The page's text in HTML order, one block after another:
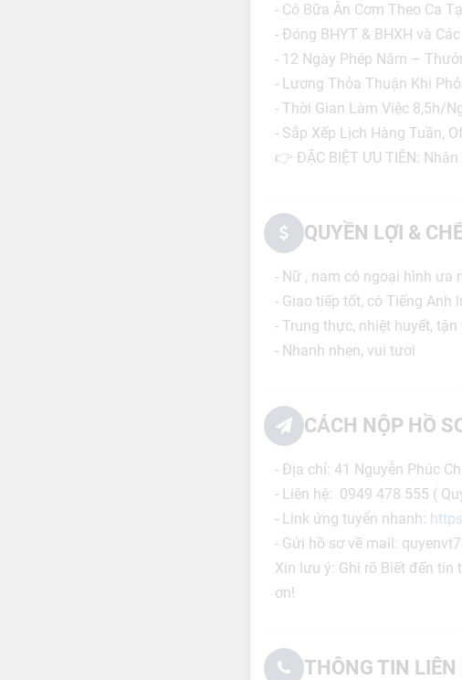
- Có Bữa Ăn Cơm Theo Ca
- Đóng BHYT & BHXH và
- 12 Ngày Phép Năm –
- Lương Thỏa Thuận Khi
- Thời Gian Làm Việc 8,5h/
- Sắp Xếp Lịch Hàng Tuần,
👉 ĐẶC BIỆT ƯU TIÊN:
QUYỀN LỢI &
- Nữ , nam có ngoại hình ưa
- Giao tiếp tốt, có Tiếng Anh
- Trung thực, nhiệt huyết,
- Nhanh nhẹn, vui tươi
CÁCH NỘP HỒ
- Địa chỉ: 41 Nguyễn Phúc
- Liên hệ: 0949 478 555 (
- Link ứng tuyển nhanh:
- Gửi hồ sơ về mail:
Xin lưu ý: Ghi rõ Biết đến
ơn!
THÔNG TIN LIÊN